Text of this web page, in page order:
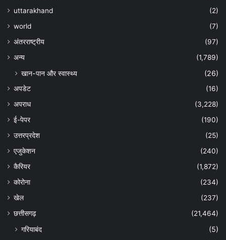
uttarakhand
(2)
world
(7)
अंतरराष्ट्रीय
(97)
अन्‍य
(1,789)
खान-पान और स्वास्थ्य (26)
अपडेट
(16)
अपराध
(3,228)
ई-पेपर
(190)
उत्तरप्रदेश
(25)
एजुकेशन
(240)
कैरियर
(1,872)
कोरोना
(234)
खेल
(237)
छत्तीसगढ़
(21,464)
गरियाबंद
(5)